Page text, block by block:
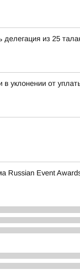
из 25
уклонении от
Russian Event